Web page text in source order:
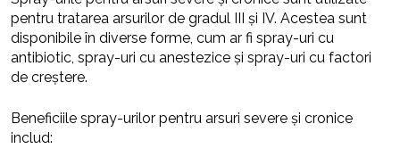
pentru tratarea arsurilor de gradul III și IV. Acestea sunt
disponibile în diverse forme, cum ar fi spray-uri cu
antibiotic, spray-uri cu anestezice și spray-uri cu factori
de creștere.
Beneficiile spray-urilor pentru arsuri severe și cronice
includ: